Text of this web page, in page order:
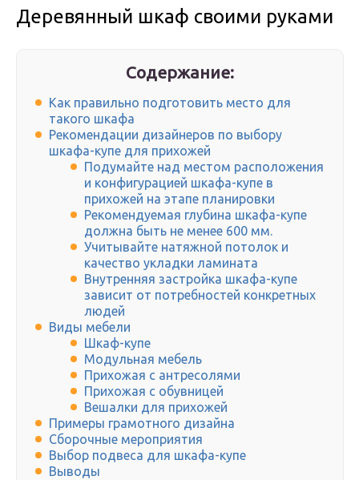
Деревянный шкаф своими руками
Содержание:
Как правильно подготовить место для
такого шкафа
Рекомендации дизайнеров по выбору
шкафа-купе для прихожей
Подумайте над местом расположения
и конфигурацией шкафа-купе в
прихожей на этапе планировки
Рекомендуемая глубина шкафа-купе
должна быть не менее 600 мм.
Учитывайте натяжной потолок и
качество укладки ламината
Внутренняя застройка шкафа-купе
зависит от потребностей конкретных
людей
Виды мебели
Шкаф-купе
Модульная мебель
Прихожая с антресолями
Прихожая с обувницей
Вешалки для прихожей
Примеры грамотного дизайна
Сборочные мероприятия
Выбор подвеса для шкафа-купе
Выводы